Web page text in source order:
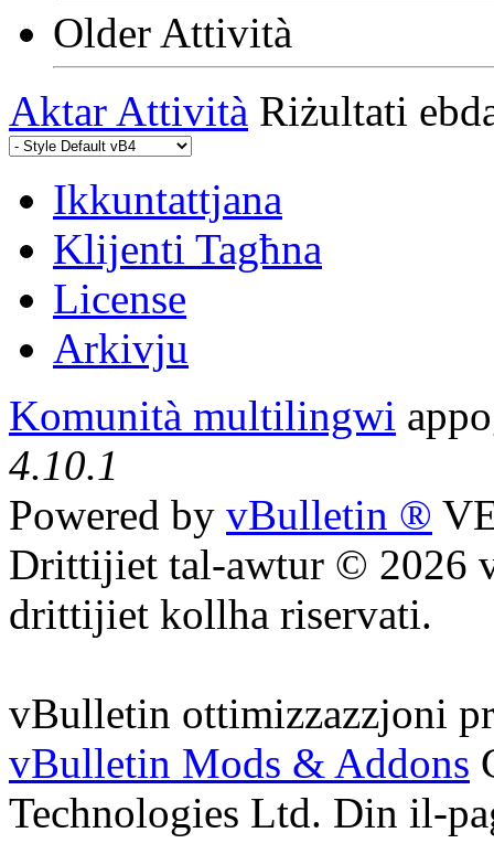
Older Attività
Aktar Attività Riżultati
Ikkuntattjana
Klijenti Tagħna
License
Arkivju
Komunità multilingwi
4.10.1
Powered by vBulletin ®
Drittijiet tal-awtur © 2026
drittijiet kollha riservati.
vBulletin ottimizzazzjoni
vBulletin Mods & Addons
Technologies Ltd. Din il-